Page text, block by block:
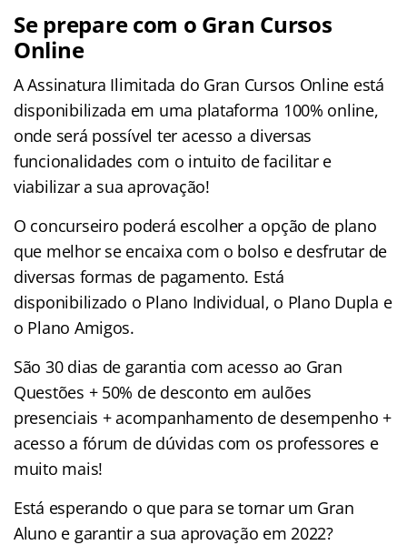
Se prepare com o Gran Cursos
Online
A Assinatura Ilimitada do Gran Cursos Online está
disponibilizada em uma plataforma 100% online,
onde será possível ter acesso a diversas
funcionalidades com o intuito de facilitar e
viabilizar a sua aprovação!
O concurseiro poderá escolher a opção de plano
que melhor se encaixa com o bolso e desfrutar de
diversas formas de pagamento. Está
disponibilizado o Plano Individual, o Plano Dupla e
o Plano Amigos.
São 30 dias de garantia com acesso ao Gran
Questões + 50% de desconto em aulões
presenciais + acompanhamento de desempenho +
acesso a fórum de dúvidas com os professores e
muito mais!
Está esperando o que para se tornar um Gran
Aluno e garantir a sua aprovação em 2022?